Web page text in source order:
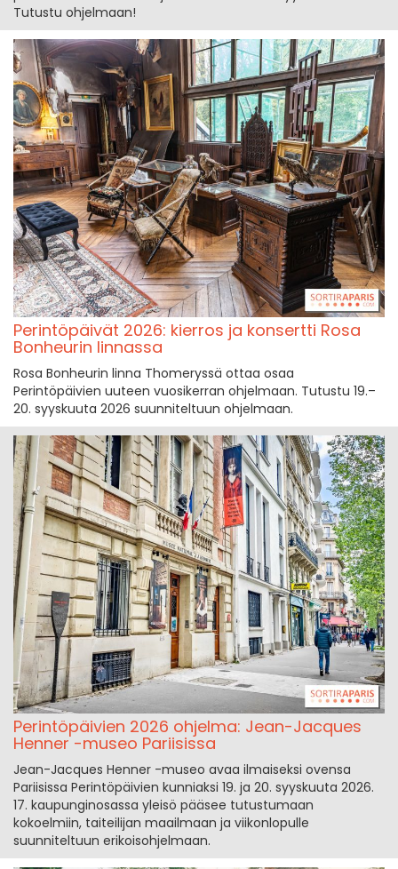
Tutustu ohjelmaan!
Perintöpäivät 2026: kierros ja konsertti Rosa
Bonheurin linnassa
Rosa Bonheurin linna Thomeryssä ottaa osaa
Perintöpäivien uuteen vuosikerran ohjelmaan. Tutustu 19.–
20. syyskuuta 2026 suunniteltuun ohjelmaan.
Perintöpäivien 2026 ohjelma: Jean-Jacques
Henner -museo Pariisissa
Jean-Jacques Henner -museo avaa ilmaiseksi ovensa
Pariisissa Perintöpäivien kunniaksi 19. ja 20. syyskuuta 2026.
17. kaupunginosassa yleisö pääsee tutustumaan
kokoelmiin, taiteilijan maailmaan ja viikonlopulle
suunniteltuun erikoisohjelmaan.